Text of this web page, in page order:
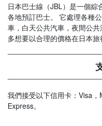
日本巴士線（JBL）是一個
各地預訂巴士。 它處理各種
車，白天公共汽車，夜間公
多想要以合理的價格在日本旅
我們接受以下信用卡：Visa
Express。